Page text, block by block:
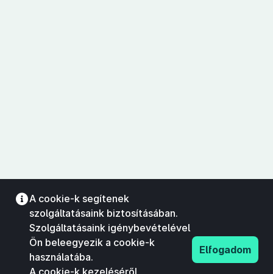
A cookie-k segítenek
szolgáltatásaink biztosításában.
Szolgáltatásaink igénybevételével
Ön beleegyezik a cookie-k
használatába.
A cookie-k kezeléséről
Elfogadom